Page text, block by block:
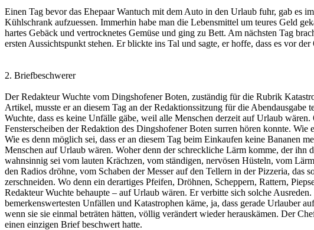
Einen Tag bevor das Ehepaar Wantuch mit dem Auto in den Urlaub fuhr, gab es
Kühlschrank aufzuessen. Immerhin habe man die Lebensmittel um teures Geld
hartes Gebäck und vertrocknetes Gemüse und ging zu Bett. Am nächsten Tag
ersten Aussichtspunkt stehen. Er blickte ins Tal und sagte, er hoffe, dass es vor
2. Briefbeschwerer
Der Redakteur Wuchte vom Dingshofener Boten, zuständig für die Rubrik
Artikel, musste er an diesem Tag an der Redaktionssitzung für die
Wuchte, dass es keine Unfälle gäbe, weil alle Menschen derzeit auf Urlaub
Fensterscheiben der Redaktion des Dingshofener Boten surren hören konnte.
Wie es denn möglich sei, dass er an diesem Tag beim Einkaufen keine Bananen
Menschen auf Urlaub wären. Woher denn der schreckliche Lärm komme, der
wahnsinnig sei vom lauten Krächzen, vom ständigen, nervösen Hüsteln, vom
den Radios dröhne, vom Schaben der Messer auf den Tellern in der Pizzeria,
zerschneiden. Wo denn ein derartiges Pfeifen, Dröhnen, Scheppern, Rattern,
Redakteur Wuchte behaupte – auf Urlaub wären. Er verbitte sich solche
bemerkenswertesten Unfällen und Katastrophen käme, ja, dass gerade Urlauber
wenn sie sie einmal beträten hätten, völlig verändert wieder herauskämen. Der
einen einzigen Brief beschwert hatte.